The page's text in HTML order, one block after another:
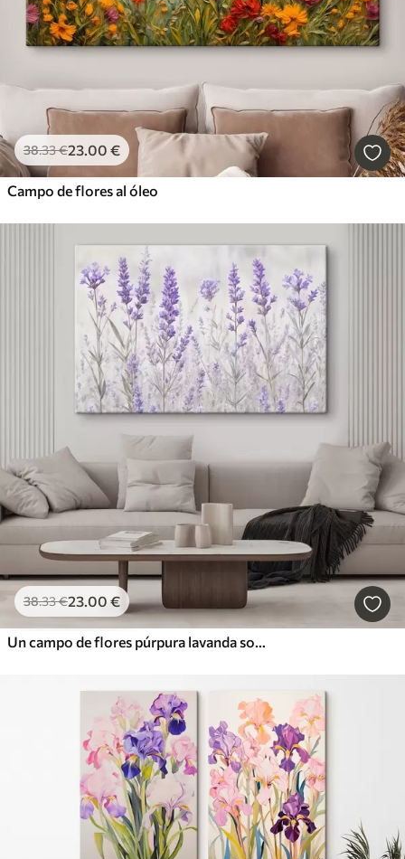
38.33€23.00 €
Campo de flores al óleo
38.33€23.00 €
Un campo de flores púrpura lavanda sobre un fondo de textura borrosa